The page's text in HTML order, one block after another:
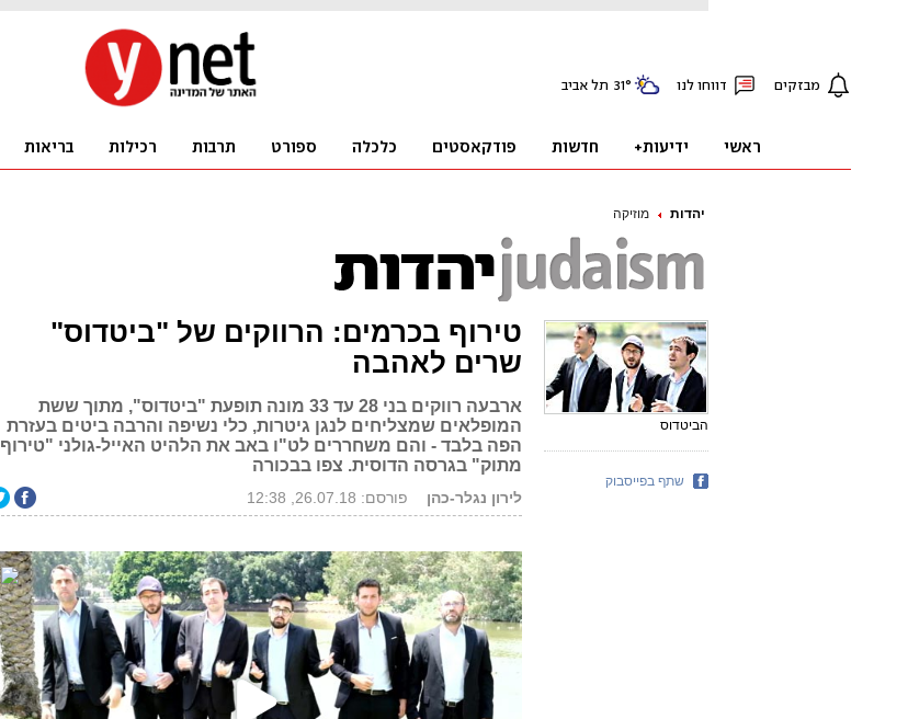
יהדות מוזיקה
טירוף בכרמים: הרווקים של "ביטדוס"
שרים לאהבה
ארבעה רווקים בני 28 עד 33 מונה תופעת "ביטדוס", מתוך ששת
המופלאים שמצליחים לנגן גיטרות, כלי נשיפה והרבה ביטים בעזרת
הפה בלבד - והם משחררים לט"ו באב את הלהיט האייל-גולני "טירוף
מתוק" בגרסה הדוסית. צפו בבכורה
לירון נגלר-כהן פורסם: 26.07.18, 12:38
הביטדוס
שתף בפייסבוק